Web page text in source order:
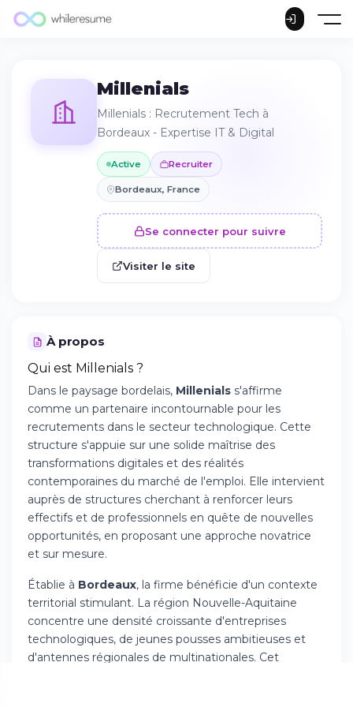
Millenials
Millenials : Recrutement Tech à
Bordeaux - Expertise IT & Digital
Active Recruiter
Bordeaux, France
Se connecter pour suivre
Visiter le site
À propos
Qui est Millenials ?
Dans le paysage bordelais, Millenials s'affirme
comme un partenaire incontournable pour les
recrutements dans le secteur technologique. Cette
structure s'appuie sur une solide maîtrise des
transformations digitales et des réalités
contemporaines du marché de l'emploi. Elle intervient
auprès de structures cherchant à renforcer leurs
effectifs et de professionnels en quête de nouvelles
opportunités, en proposant une approche novatrice
et sur mesure.
Établie à Bordeaux, la firme bénéficie d'un contexte
territorial stimulant. La région Nouvelle-Aquitaine
concentre une densité croissante d'entreprises
technologiques, de jeunes pousses ambitieuses et
d'antennes régionales de multinationales. Cet